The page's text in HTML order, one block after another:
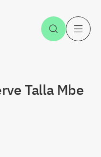
Suche
Talla Mbe